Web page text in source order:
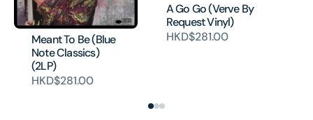
Meant To Be (Blue
Note Classics)
(2LP)
HKD$281.00
A Go Go (Verve By
Request Vinyl)
HKD$281.00